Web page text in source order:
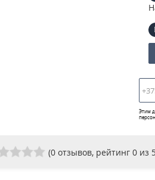
Этим
(0 отзывов, рейтинг 0 из